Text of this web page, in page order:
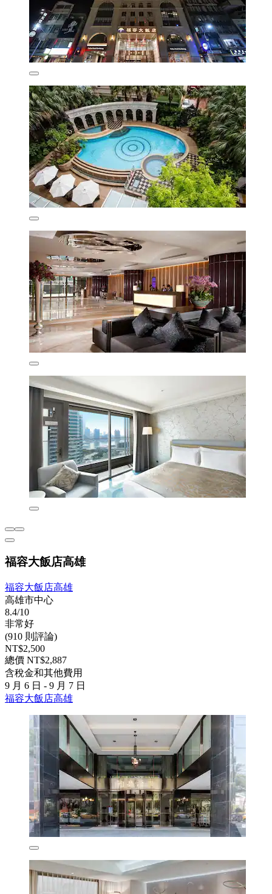
福容大飯店高雄
福容大飯店高雄
高雄市中心
8.4/10
非常好
(910 則評論)
NT$2,500
總價 NT$2,887
含稅金和其他費用
9 月 6 日 - 9 月 7 日
福容大飯店高雄